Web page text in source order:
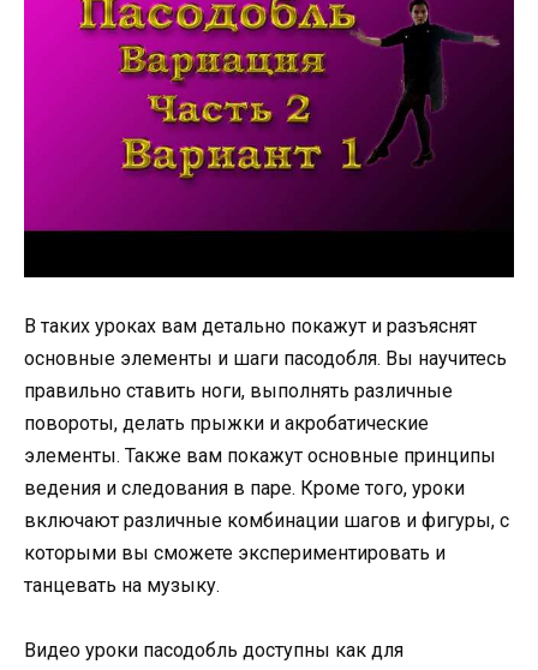
В таких уроках вам детально покажут и разъяснят
основные элементы и шаги пасодобля. Вы научитесь
правильно ставить ноги, выполнять различные
повороты, делать прыжки и акробатические
элементы. Также вам покажут основные принципы
ведения и следования в паре. Кроме того, уроки
включают различные комбинации шагов и фигуры, с
которыми вы сможете экспериментировать и
танцевать на музыку.
Видео уроки пасодобль доступны как для